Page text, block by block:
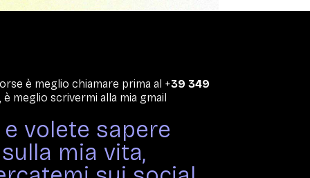
è meglio chiamare prima al +39 349
meglio scrivermi alla mia gmail
volete sapere
mia vita,